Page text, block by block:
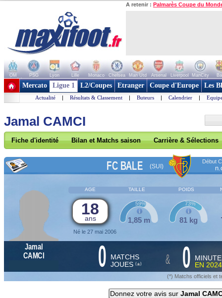
A retenir : Palmarès Coupe du
OM PSG Lyon Lille Monaco Chelsea Man Utd Arsenal Liverpool ManCity
+ de clubs
Mercato Ligue 1 L2/Coupes Etranger Coupe d'Europe Les
Actualité | Résultats & Classement | Buteurs | Calendrier |
Jamal CAMCI
Fiche d'identité Bilan et Matchs saison Carrière & Sélections
FC BALE (SUI)
Début
AGE TAILLE POIDS
18
ans
Né le 27 mai 2006
1,85 m
59%
81 kg
73%
Jamal
CAMCI
0 MATCHS
JOUES (*) & 0
EN
(*) Matchs officiels et
Donnez votre avis sur Jamal